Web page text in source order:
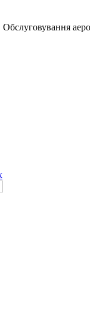
Обслуговування